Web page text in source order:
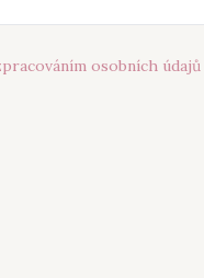
osobních údajů